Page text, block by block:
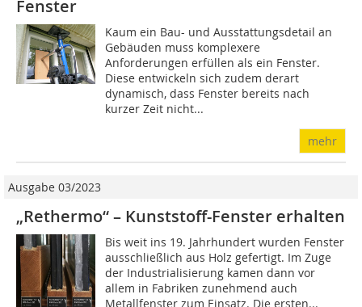
Fenster
Kaum ein Bau- und Ausstattungsdetail an
Gebäuden muss komplexere
Anforderungen erfüllen als ein Fenster.
Diese entwickeln sich zudem derart
dynamisch, dass Fenster bereits nach
kurzer Zeit nicht...
mehr
Ausgabe 03/2023
„Rethermo“ – Kunststoff-Fenster erhalten
Bis weit ins 19. Jahrhundert wurden Fenster
ausschließlich aus Holz gefertigt. Im Zuge
der Industrialisierung kamen dann vor
allem in Fabriken zunehmend auch
Metallfenster zum Einsatz. Die ersten...